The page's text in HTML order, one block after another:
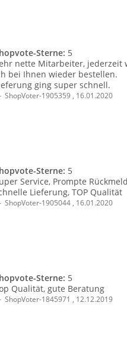
Sterne: 5
nette Mitarbeiter, jederzeit
bei Ihnen wieder bestellen.
ging super schnell.
ShopVoter-1905359 , 16.01.2020
Sterne: 5
Service, Prompte
Lieferung, TOP Qualität
ShopVoter-1905044 , 16.01.2020
Sterne: 5
Qualität, gute Beratung
ShopVoter-1845971 , 12.12.2019